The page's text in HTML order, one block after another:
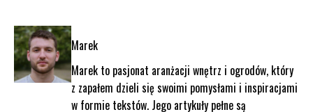
Marek
Marek to pasjonat aranżacji wnętrz i ogrodów, który
z zapałem dzieli się swoimi pomysłami i inspiracjami
w formie tekstów. Jego artykuły pełne są